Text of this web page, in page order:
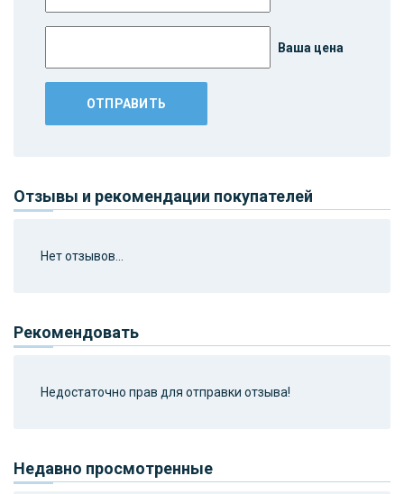
Ваша цена
Отзывы и рекомендации покупателей
Нет отзывов...
Рекомендовать
Недостаточно прав для отправки отзыва!
Недавно просмотренные